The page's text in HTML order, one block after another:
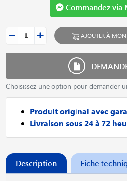
Commandez via
AJOUTER À MON
Choisissez une option pour demander
Produit original avec
Livraison sous 24 à 72
Description Fiche